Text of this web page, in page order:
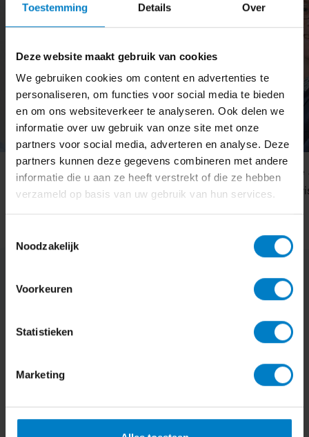
Toestemming Details Over
Deze website maakt gebruik van cookies
We gebruiken cookies om content en advertenties te
personaliseren, om functies voor social media te bieden
en om ons websiteverkeer te analyseren. Ook delen we
informatie over uw gebruik van onze site met onze
partners voor social media, adverteren en analyse. Deze
partners kunnen deze gegevens combineren met andere
informatie die u aan ze heeft verstrekt of die ze hebben
verzameld op basis van uw gebruik van hun services.
Noodzakelijk
Voorkeuren
Statistieken
Marketing
Eric Jan Pelt
Commercie & strategie
Thomas de
Financieel adviseur
Waarom kiezen voor oamkb?
Realtime inzicht in je bedrijf